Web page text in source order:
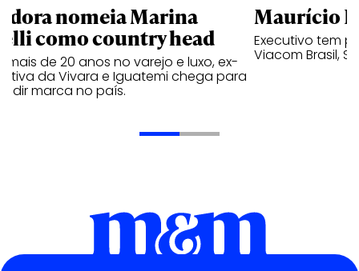
nomeia Marina
como country head
mais de 20 anos no varejo e luxo, ex-
da Vivara e Iguatemi chega para
marca no país.
Maurício
Executivo tem
Viacom Brasil,